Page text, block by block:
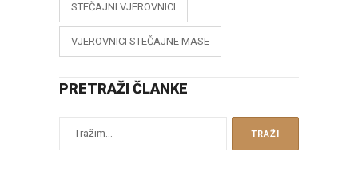
STEČAJNI VJEROVNICI
VJEROVNICI STEČAJNE MASE
PRETRAŽI ČLANKE